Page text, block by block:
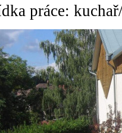
práce: